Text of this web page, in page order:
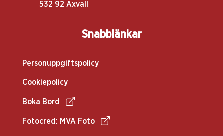
Snabblänkar
Personuppgiftspolicy
Cookiepolicy
Boka Bord
Fotocred: MVA Foto
532 92 Axvall